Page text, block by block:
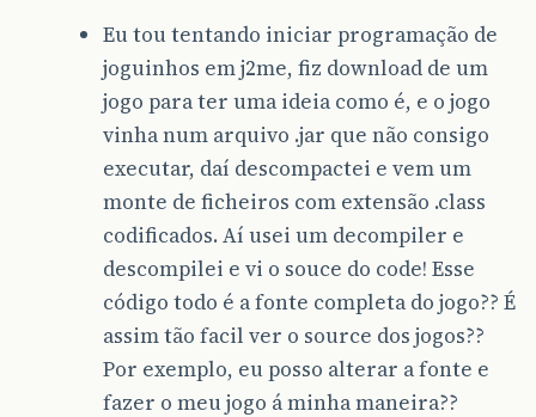
Eu tou tentando iniciar programação de
joguinhos em j2me, fiz download de um
jogo para ter uma ideia como é, e o jogo
vinha num arquivo .jar que não consigo
executar, daí descompactei e vem um
monte de ficheiros com extensão .class
codificados. Aí usei um decompiler e
descompilei e vi o souce do code! Esse
código todo é a fonte completa do jogo?? É
assim tão facil ver o source dos jogos??
Por exemplo, eu posso alterar a fonte e
fazer o meu jogo á minha maneira??